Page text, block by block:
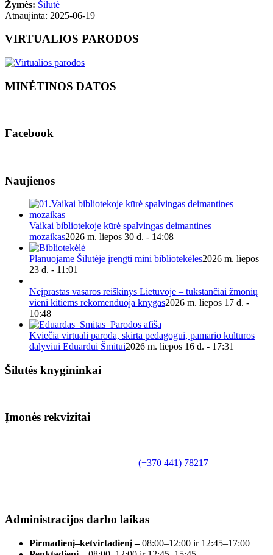
Žymės: Šilutė
Atnaujinta: 2025-06-19
VIRTUALIOS PARODOS
MINĖTINOS DATOS
Facebook
Naujienos
Vaikai bibliotekoje kūrė spalvingas deimantines
mozaikas2026 m. liepos 30 d. - 14:08
Planuojame Šilutėje įrengti mini bibliotekėles2026 m. liepos
23 d. - 11:01
Neįprastas vasaros reiškinys Lietuvoje – tūkstančiai žmonių
vieni kitiems rekomenduoja knygas2026 m. liepos 17 d. -
10:48
Kviečia virtuali paroda, skirta pedagogui, pamario kultūros
dalyviui Eduardui Šmitui2026 m. liepos 16 d. - 17:31
Šilutės knygininkai
Įmonės rekvizitai
(+370 441) 78217
Administracijos darbo laikas
Pirmadienį–ketvirtadienį –08:00–12:00 ir 12:45–17:00